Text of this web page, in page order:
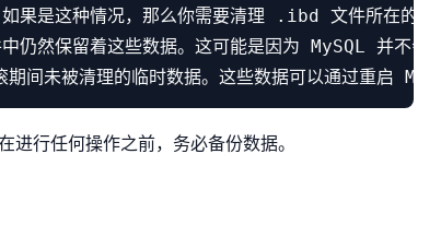
是这种情况，那么你需要清理 .ibd 文件所在的磁
然保留着这些数据。这可能是因为 MySQL 并不会
行任何操作之前，务必备份数据。